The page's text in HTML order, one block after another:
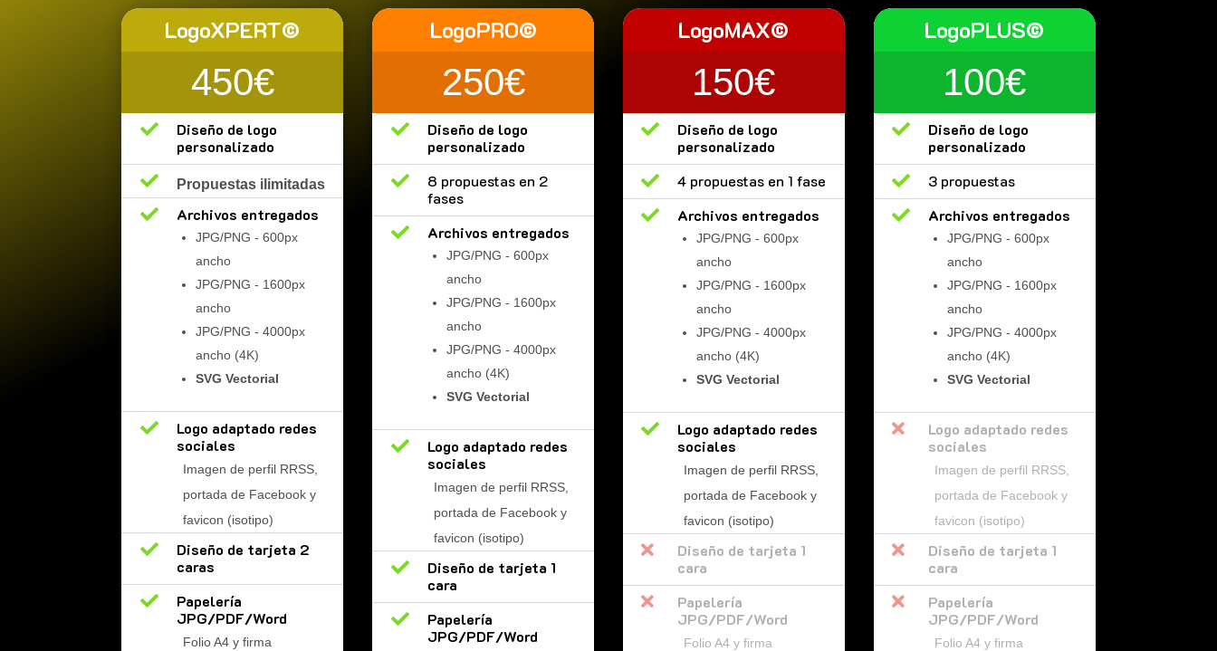
LogoXPERT©
450€

Diseño de logo
personalizado

Propuestas ilimitadas
 Archivos entregados
JPG/PNG - 600px
ancho
JPG/PNG - 1600px
ancho
JPG/PNG - 4000px
ancho (4K)
SVG Vectorial

Logo adaptado redes
sociales
Imagen de perfil RRSS,
portada de Facebook y
favicon (isotipo)

Diseño de tarjeta 2
caras

Papelería
JPG/PDF/Word
Folio A4 y firma
LogoPRO©
250€

Diseño de logo
personalizado

8 propuestas en 2
fases

Archivos entregados
JPG/PNG - 600px
ancho
JPG/PNG - 1600px
ancho
JPG/PNG - 4000px
ancho (4K)
SVG Vectorial

Logo adaptado redes
sociales
Imagen de perfil RRSS,
portada de Facebook y
favicon (isotipo)

Diseño de tarjeta 1
cara

Papelería
JPG/PDF/Word
LogoMAX©
150€

Diseño de logo
personalizado

4 propuestas en 1 fase

Archivos entregados
JPG/PNG - 600px
ancho
JPG/PNG - 1600px
ancho
JPG/PNG - 4000px
ancho (4K)
SVG Vectorial

Logo adaptado redes
sociales
Imagen de perfil RRSS,
portada de Facebook y
favicon (isotipo)

Diseño de tarjeta 1
cara

Papelería
JPG/PDF/Word
Folio A4 y firma
LogoPLUS©
100€

Diseño de logo
personalizado

3 propuestas

Archivos entregados
JPG/PNG - 600px
ancho
JPG/PNG - 1600px
ancho
JPG/PNG - 4000px
ancho (4K)
SVG Vectorial

Logo adaptado redes
sociales
Imagen de perfil RRSS,
portada de Facebook y
favicon (isotipo)

Diseño de tarjeta 1
cara

Papelería
JPG/PDF/Word
Folio A4 y firma